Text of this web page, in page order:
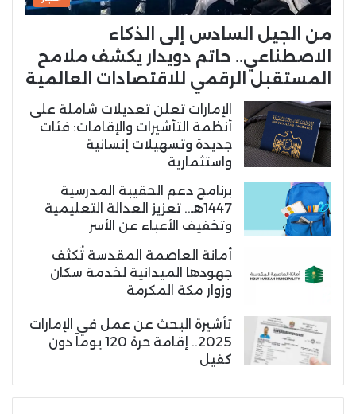
من الجيل السادس إلى الذكاء
الاصطناعي.. حاتم دويدار يكشف ملامح
المستقبل الرقمي للاقتصادات العالمية
الإمارات تعلن تعديلات شاملة على
أنظمة التأشيرات والإقامات: فئات
جديدة وتسهيلات إنسانية
واستثمارية
برنامج دعم الحقيبة المدرسية
1447هـ.. تعزيز العدالة التعليمية
وتخفيف الأعباء عن الأسر
أمانة العاصمة المقدسة تُكثف
جهودها الميدانية لخدمة سكان
وزوار مكة المكرمة
تأشيرة البحث عن عمل في الإمارات
2025.. إقامة حرة 120 يوماً دون
كفيل